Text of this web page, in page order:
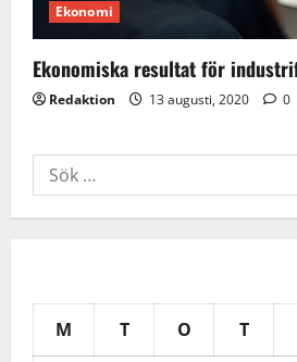
Ekonomi
Ekonomiska resultat för
Redaktion 13 augusti, 2020 0
Sök
efter:
M T O T